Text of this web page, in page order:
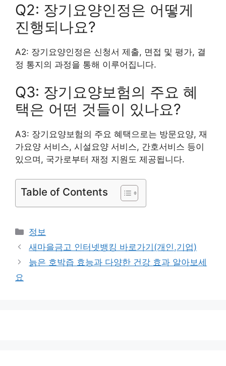
Q2: 장기요양인정은 어떻게
진행되나요?
A2: 장기요양인정은 신청서 제출, 면접 및 평가, 결
정 통지의 과정을 통해 이루어집니다.
Q3: 장기요양보험의 주요 혜
택은 어떤 것들이 있나요?
A3: 장기요양보험의 주요 혜택으로는 방문요양, 재
가요양 서비스, 시설요양 서비스, 간호서비스 등이
있으며, 국가로부터 재정 지원도 제공됩니다.
Table of Contents
카
테
고
리
정보
새마을금고 인터넷뱅킹 바로가기(개인,기업)
늙은 호박즙 효능과 다양한 건강 효과 알아보세
요